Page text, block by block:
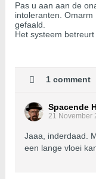
Pas u aan aan de
intoleranten.
gefaald.
Het systeem betreurt
1 comment
Spacende
21 November
Jaaa, inderdaad.
een lange vloei